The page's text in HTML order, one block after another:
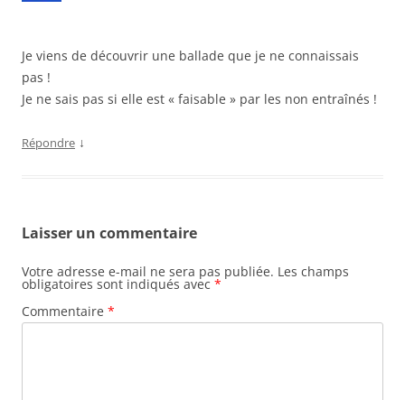
Je viens de découvrir une ballade que je ne connaissais
pas !
Je ne sais pas si elle est « faisable » par les non entraînés !
Répondre ↓
Laisser un commentaire
Votre adresse e-mail ne sera pas publiée. Les champs
obligatoires sont indiqués avec *
Commentaire *